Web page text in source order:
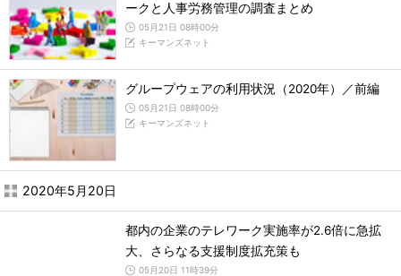
ークと人事労務管理の調査まとめ
05月21日 08時00分
キーマンズネット
グループウェアの利用状況（2020年）／前編
05月21日 08時00分
キーマンズネット
2020年5月20日
都内の企業のテレワーク実施率が2.6倍に急拡
大、さらなる支援制度拡充策も
05月20日 11時39分